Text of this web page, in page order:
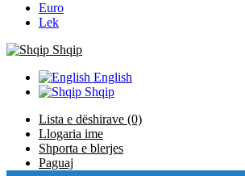
Euro
Lek
Shqip
English
Shqip
Lista e dëshirave (0)
Llogaria ime
Shporta e blerjes
Paguaj